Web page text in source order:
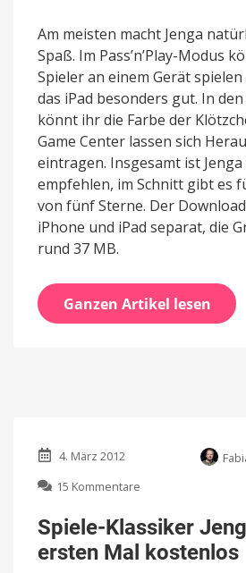
Am meisten macht Jenga
Spaß. Im Pass’n’Play-Modus
Spieler an einem Gerät
das iPad besonders gut. In
könnt ihr die Farbe der
Game Center lassen sich
eintragen. Insgesamt ist
empfehlen, im Schnitt gibt es
von fünf Sterne. Der
iPhone und iPad separat, die
rund 37 MB.
Ganzen Artikel lesen
4. März 2012
15 Kommentare
Klassiker
Jenga
zum
Spiele-Klassiker
ersten Mal kostenlos